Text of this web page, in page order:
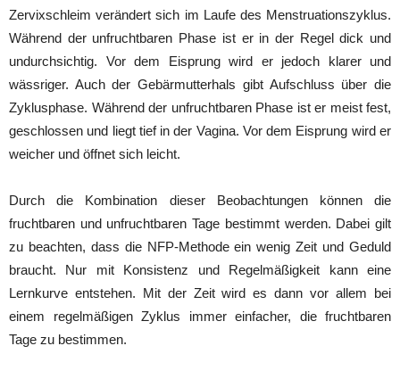
Zervixschleim verändert sich im Laufe des Menstruationszyklus.
Während der unfruchtbaren Phase ist er in der Regel dick und
undurchsichtig. Vor dem Eisprung wird er jedoch klarer und
wässriger. Auch der Gebärmutterhals gibt Aufschluss über die
Zyklusphase. Während der unfruchtbaren Phase ist er meist fest,
geschlossen und liegt tief in der Vagina. Vor dem Eisprung wird er
weicher und öffnet sich leicht.
Durch die Kombination dieser Beobachtungen können die
fruchtbaren und unfruchtbaren Tage bestimmt werden. Dabei gilt
zu beachten, dass die NFP-Methode ein wenig Zeit und Geduld
braucht. Nur mit Konsistenz und Regelmäßigkeit kann eine
Lernkurve entstehen. Mit der Zeit wird es dann vor allem bei
einem regelmäßigen Zyklus immer einfacher, die fruchtbaren
Tage zu bestimmen.